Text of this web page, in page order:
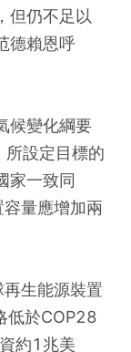
但仍不足以
德賴恩呼
候變化綱要
設定目標的
家一致同
量應增加兩
生能源裝置
低於COP28
約1兆美